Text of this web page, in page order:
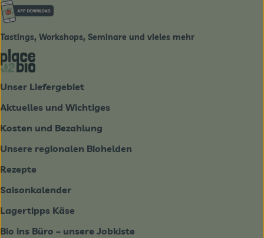
Externer Link zu https://www.biobote-
Tastings, Workshops, Seminare und vieles mehr
Externer Link zu https://place2bio.de/
Unser Liefergebiet
Aktuelles und Wichtiges
Kosten und Bezahlung
Unsere regionalen Biohelden
Rezepte
Saisonkalender
Lagertipps Käse
Bio ins Büro – unsere Jobkiste